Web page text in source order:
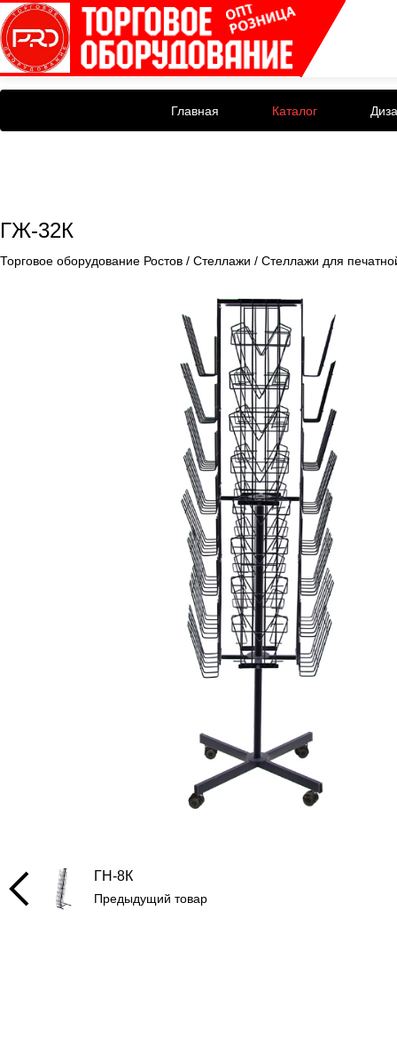
Главная Каталог
ГЖ-32К
Торговое оборудование Ростов / Стеллажи / Стеллажи для
ГН-8К
Предыдущий товар